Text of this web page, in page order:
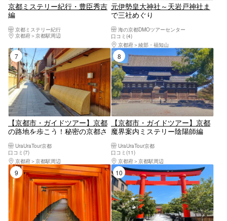
京都ミステリー紀行・豊臣秀吉
編
京都ミステリー紀行
京都府
京都駅周辺
元伊勢皇大神社～天岩戸神社ま
で三社めぐり
海の京都DMOツアーセンター
口コミ(4)
京都府
綾部・福知山
7位
【京都市・ガイドツアー】京都
の路地を歩こう！秘密の京都さ
UraUraTour京都
口コミ(7)
京都府
京都駅周辺
8位
【京都市・ガイドツアー】京都
魔界案内ミステリー陰陽師編
UraUraTour京都
口コミ(11)
京都府
京都駅周辺
9位 10位